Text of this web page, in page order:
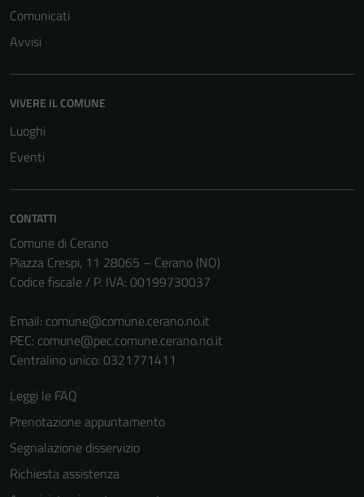
Comunicati
Avvisi
VIVERE IL COMUNE
Luoghi
Eventi
CONTATTI
Comune di Cerano
Piazza Crespi, 11 28065 – Cerano (NO)
Codice fiscale / P. IVA: 00199730037
Email: comune@comune.cerano.no.it
PEC: comune@pec.comune.cerano.no.it
Centralino unico: 0321771411
Leggi le FAQ
Prenotazione appuntamento
Segnalazione disservizio
Richiesta assistenza